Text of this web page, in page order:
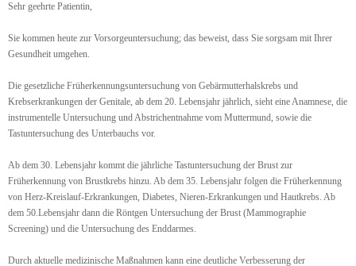
Sehr geehrte Patientin,
Sie kommen heute zur Vorsorgeuntersuchung; das beweist, dass Sie sorgsam mit Ihrer
Gesundheit umgehen.
Die gesetzliche Früherkennungsuntersuchung von Gebärmutterhalskrebs und
Krebserkrankungen der Genitale, ab dem 20. Lebensjahr jährlich, sieht eine Anamnese, die
instrumentelle Untersuchung und Abstrichentnahme vom Muttermund, sowie die
Tastuntersuchung des Unterbauchs vor.
Ab dem 30. Lebensjahr kommt die jährliche Tastuntersuchung der Brust zur
Früherkennung von Brustkrebs hinzu. Ab dem 35. Lebensjahr folgen die Früherkennung
von Herz-Kreislauf-Erkrankungen, Diabetes, Nieren-Erkrankungen und Hautkrebs. Ab
dem 50.Lebensjahr dann die Röntgen Untersuchung der Brust (Mammographie
Screening) und die Untersuchung des Enddarmes.
Durch aktuelle medizinische Maßnahmen kann eine deutliche Verbesserung der